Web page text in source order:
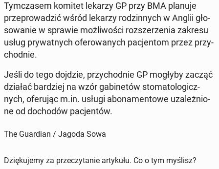
Tym­cza­sem komitet lekarzy GP przy BMA planuje
prze­pro­wa­dzić wśród lekarzy ro­dzin­nych w Anglii gło­
so­wa­nie w sprawie moż­li­wo­ści roz­sze­rze­nia zakresu
usług pry­wat­nych ofe­ro­wa­nych pa­cjen­tom przez przy­
chod­nie.
Jeśli do tego dojdzie, przy­chod­nie GP mogłyby zacząć
działać bar­dziej na wzór ga­bi­ne­tów sto­ma­to­lo­gicz­
nych, ofe­ru­jąc m.in. usługi abo­na­men­to­we uza­leż­nio­
ne od do­cho­dów pa­cjen­tów.
The Guardian / Jagoda Sowa
Dziękujemy za przeczytanie artykułu. Co o tym myślisz?